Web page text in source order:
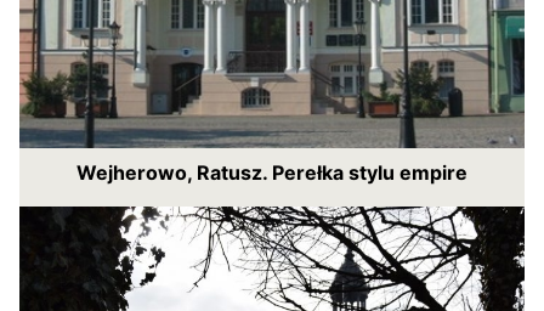
Wejherowo, Ratusz. Perełka stylu empire